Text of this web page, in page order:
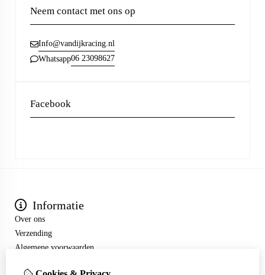
Neem contact met ons op
Info@vandijkracing.nl
Whatsapp06 23098627
Facebook
Informatie
Over ons
Verzending
Algemene voorwaarden